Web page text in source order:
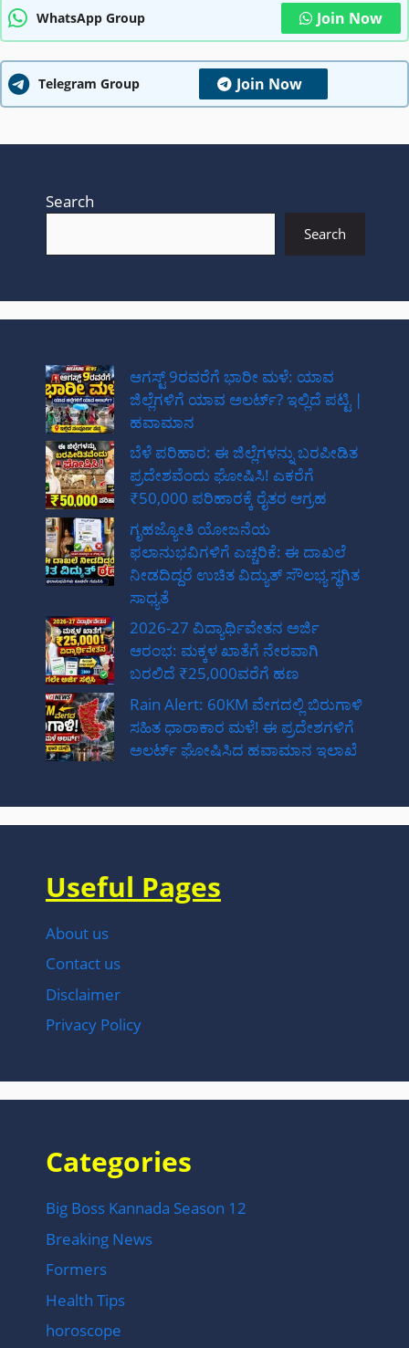
WhatsApp Group Join Now
Telegram Group Join Now
Search
Search
ಆಗಸ್ಟ್ 9ರವರೆಗೆ ಭಾರೀ ಮಳೆ: ಯಾವ
ಜಿಲ್ಲೆಗಳಿಗೆ ಯಾವ ಅಲರ್ಟ್? ಇಲ್ಲಿದೆ ಪಟ್ಟಿ |
ಹವಾಮಾನ
ಬೆಳೆ ಪರಿಹಾರ: ಈ ಜಿಲ್ಲೆಗಳನ್ನು ಬರಪೀಡಿತ
ಪ್ರದೇಶವೆಂದು ಘೋಷಿಸಿ! ಎಕರೆಗೆ
₹50,000 ಪರಿಹಾರಕ್ಕೆ ರೈತರ ಆಗ್ರಹ
ಗೃಹಜ್ಯೋತಿ ಯೋಜನೆಯ
ಫಲಾನುಭವಿಗಳಿಗೆ ಎಚ್ಚರಿಕೆ: ಈ ದಾಖಲೆ
ನೀಡದಿದ್ದರೆ ಉಚಿತ ವಿದ್ಯುತ್ ಸೌಲಭ್ಯ ಸ್ಥಗಿತ
ಸಾಧ್ಯತೆ
2026-27 ವಿದ್ಯಾರ್ಥಿವೇತನ ಅರ್ಜಿ
ಆರಂಭ: ಮಕ್ಕಳ ಖಾತೆಗೆ ನೇರವಾಗಿ
ಬರಲಿದೆ ₹25,000ವರೆಗೆ ಹಣ
Rain Alert: 60KM ವೇಗದಲ್ಲಿ ಬಿರುಗಾಳಿ
ಸಹಿತ ಧಾರಾಕಾರ ಮಳೆ! ಈ ಪ್ರದೇಶಗಳಿಗೆ
ಅಲರ್ಟ್ ಘೋಷಿಸಿದ ಹವಾಮಾನ ಇಲಾಖೆ
Useful Pages
About us
Contact us
Disclaimer
Privacy Policy
Categories
Big Boss Kannada Season 12
Breaking News
Formers
Health Tips
horoscope